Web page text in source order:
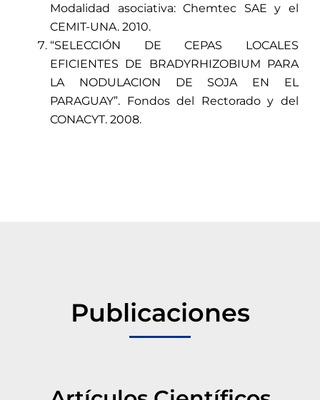
Modalidad asociativa: Chemtec SAE y el
CEMIT-UNA. 2010.
“SELECCIÓN DE CEPAS LOCALES
EFICIENTES DE BRADYRHIZOBIUM PARA
LA NODULACION DE SOJA EN EL
PARAGUAY”. Fondos del Rectorado y del
CONACYT. 2008.
Publicaciones